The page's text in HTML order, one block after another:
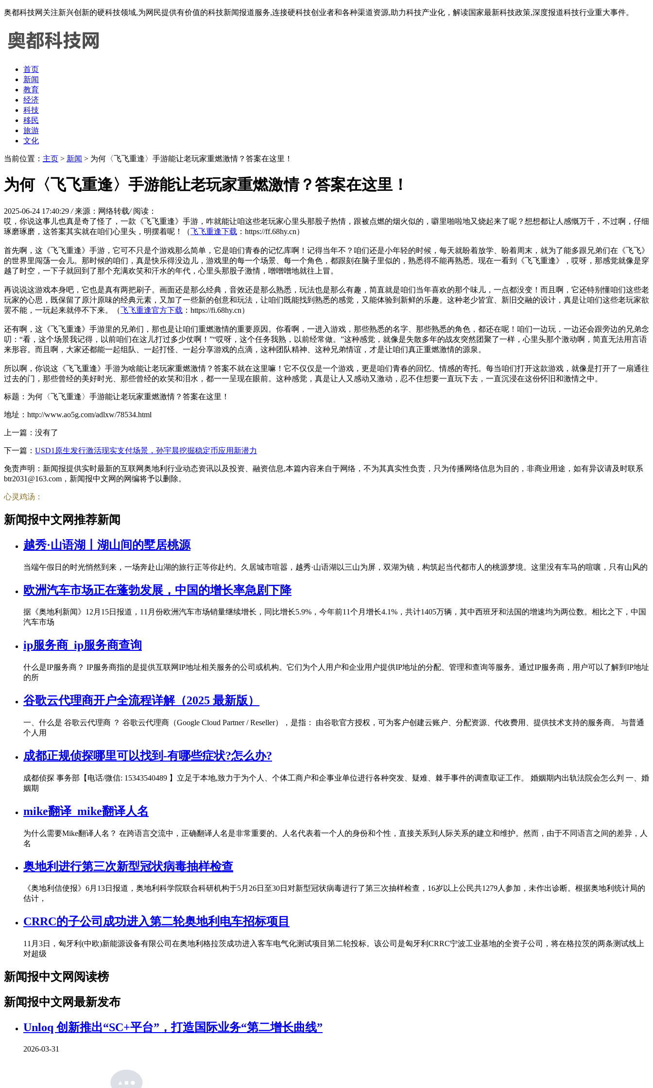
奥都科技网关注新兴创新的硬科技领域,为网民提供有价值的科技新闻报道服务,连接硬科技创业者和各种渠道资源,助力科技产业化，解读国家最新科技政策,深度报道科技行业重大事件。
首页
新闻
教育
经济
科技
移民
旅游
文化
当前位置： 主页 > 新闻 > 为何〈飞飞重逢〉手游能让老玩家重燃激情？答案在这里！
为何〈飞飞重逢〉手游能让老玩家重燃激情？答案在这里！
2025-06-24 17:40:29 / 来源：网络转载/ 阅读：
哎，你说这事儿也真是奇了怪了，一款《飞飞重逢》手游，咋就能让咱这些老玩家心里头那股子热情，跟被点燃的烟火似的，噼里啪啦地又烧起来了呢？想想都让人感慨万千，不过啊，仔细
琢磨琢磨，这答案其实就在咱们心里头，明摆着呢！（飞飞重逢下载 ：https://ff.68hy.cn）
首先啊，这《飞飞重逢》手游，它可不只是个游戏那么简单，它是咱们青春的记忆库啊！记得当年不？咱们还是小年轻的时候，每天就盼着放学、盼着周末，就为了能多跟兄弟们在《飞飞》
的世界里闯荡一会儿。那时候的咱们，真是快乐得没边儿，游戏里的每一个场景、每一个角色，都跟刻在脑子里似的，熟悉得不能再熟悉。现在一看到《飞飞重逢》，哎呀，那感觉就像是穿
越了时空，一下子就回到了那个充满欢笑和汗水的年代，心里头那股子激情，噌噌噌地就往上冒。
再说说这游戏本身吧，它也是真有两把刷子。画面还是那么经典，音效还是那么熟悉，玩法也是那么有趣，简直就是咱们当年喜欢的那个味儿，一点都没变！而且啊，它还特别懂咱们这些老
玩家的心思，既保留了原汁原味的经典元素，又加了一些新的创意和玩法，让咱们既能找到熟悉的感觉，又能体验到新鲜的乐趣。这种老少皆宜、新旧交融的设计，真是让咱们这些老玩家欲
罢不能，一玩起来就停不下来。（飞飞重逢官方下载 ：https://fi.68hy.cn）
还有啊，这《飞飞重逢》手游里的兄弟们，那也是让咱们重燃激情的重要原因。你看啊，一进入游戏，那些熟悉的名字、那些熟悉的角色，都还在呢！咱们一边玩，一边还会跟旁边的兄弟念
叨：“看，这个场景我记得，以前咱们在这儿打过多少仗啊！”“哎呀，这个任务我熟，以前经常做。”这种感觉，就像是失散多年的战友突然团聚了一样，心里头那个激动啊，简直无法用言语
来形容。而且啊，大家还都能一起组队、一起打怪、一起分享游戏的点滴，这种团队精神、这种兄弟情谊，才是让咱们真正重燃激情的源泉。
所以啊，你说这《飞飞重逢》手游为啥能让老玩家重燃激情？答案不就在这里嘛！它不仅仅是一个游戏，更是咱们青春的回忆、情感的寄托。每当咱们打开这款游戏，就像是打开了一扇通往
过去的门，那些曾经的美好时光、那些曾经的欢笑和泪水，都一一呈现在眼前。这种感觉，真是让人又感动又激动，忍不住想要一直玩下去，一直沉浸在这份怀旧和激情之中。
标题：为何〈飞飞重逢〉手游能让老玩家重燃激情？答案在这里！
地址：http://www.ao5g.com/adlxw/78534.html
上一篇：没有了
下一篇： USD1原生发行激活现实支付场景，孙宇晨挖掘稳定币应用新潜力
免责声明：新闻报提供实时最新的互联网奥地利行业动态资讯以及投资、融资信息,本篇内容来自于网络，不为其真实性负责，只为传播网络信息为目的，非商业用途，如有异议请及时联系
btr2031@163.com，新闻报中文网的网编将予以删除。
心灵鸡汤：
新闻报中文网推荐新闻
越秀·山语湖丨湖山间的墅居桃源
当端午假日的时光悄然到来，一场奔赴山湖的旅行正等你赴约。久居城市喧嚣，越秀·山语湖以三山为屏，双湖为镜，构筑起当代都市人的桃源梦境。这里没有车马的喧嚷，只有山风的
欧洲汽车市场正在蓬勃发展，中国的增长率急剧下降
据《奥地利新闻》12月15日报道，11月份欧洲汽车市场销量继续增长，同比增长5.9%，今年前11个月增长4.1%，共计1405万辆，其中西班牙和法国的增速均为两位数。相比之下，中国
汽车市场
ip服务商_ip服务商查询
什么是IP服务商？ IP服务商指的是提供互联网IP地址相关服务的公司或机构。它们为个人用户和企业用户提供IP地址的分配、管理和查询等服务。通过IP服务商，用户可以了解到IP地址
的所
谷歌云代理商开户全流程详解（2025 最新版）
一、什么是 谷歌云代理商 ？ 谷歌云代理商（Google Cloud Partner / Reseller），是指： 由谷歌官方授权，可为客户创建云账户、分配资源、代收费用、提供技术支持的服务商。 与普通
个人用
成都正规侦探哪里可以找到-有哪些症状?怎么办?
成都侦探 事务部【电话/微信: 15343540489 】立足于本地,致力于为个人、个体工商户和企事业单位进行各种突发、疑难、棘手事件的调查取证工作。 婚姻期内出轨法院会怎么判 一、婚
姻期
mike翻译_mike翻译人名
为什么需要Mike翻译人名？ 在跨语言交流中，正确翻译人名是非常重要的。人名代表着一个人的身份和个性，直接关系到人际关系的建立和维护。然而，由于不同语言之间的差异，人
名
奥地利进行第三次新型冠状病毒抽样检查
《奥地利信使报》6月13日报道，奥地利科学院联合科研机构于5月26日至30日对新型冠状病毒进行了第三次抽样检查，16岁以上公民共1279人参加，未作出诊断。根据奥地利统计局的
估计，
CRRC的子公司成功进入第二轮奥地利电车招标项目
11月3日，匈牙利(中欧)新能源设备有限公司在奥地利格拉茨成功进入客车电气化测试项目第二轮投标。该公司是匈牙利CRRC宁波工业基地的全资子公司，将在格拉茨的两条测试线上
对超级
新闻报中文网阅读榜
新闻报中文网最新发布
Unloq 创新推出“SC+平台”，打造国际业务“第二增长曲线”
2026-03-31